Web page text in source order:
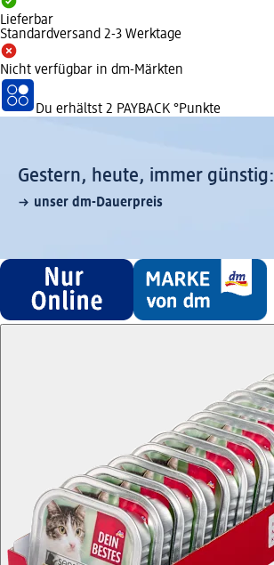
Lieferbar
Standardversand 2-3 Werktage
Nicht verfügbar in dm-Märkten
Du erhältst 2 PAYBACK °Punkte
Gestern, heute, immer günstig:
unser dm-Dauerpreis